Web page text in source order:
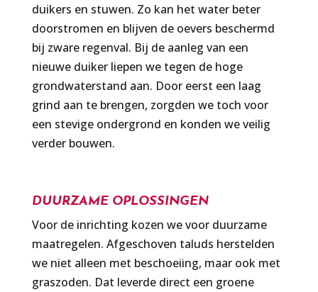
duikers en stuwen. Zo kan het water beter
doorstromen en blijven de oevers beschermd
bij zware regenval. Bij de aanleg van een
nieuwe duiker liepen we tegen de hoge
grondwaterstand aan. Door eerst een laag
grind aan te brengen, zorgden we toch voor
een stevige ondergrond en konden we veilig
verder bouwen.
DUURZAME OPLOSSINGEN
Voor de inrichting kozen we voor duurzame
maatregelen. Afgeschoven taluds herstelden
we niet alleen met beschoeiing, maar ook met
graszoden. Dat leverde direct een groene